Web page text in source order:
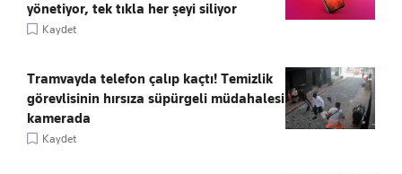
yönetiyor, tek tıkla her şeyi siliyor
Kaydet
Tramvayda telefon çalıp kaçtı! Temizlik
görevlisinin hırsıza süpürgeli müdahalesi
kamerada
Kaydet